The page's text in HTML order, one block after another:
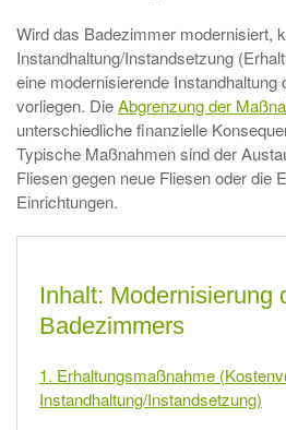
Wird das Badezimmer modernisiert,
Instandhaltung/Instandsetzung
eine modernisierende Instandhaltung
vorliegen. DieAbgrenzung der
unterschiedliche finanzielle
Typische Maßnahmen sind der
Fliesen gegen neue Fliesen oder die
Einrichtungen.
Inhalt: Modernisierung
Badezimmers
1. Erhaltungsmaßnahme
Instandhaltung/Instandsetzung)